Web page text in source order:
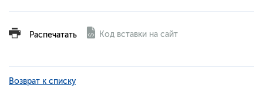
Распечатать Код вставки на сайт
Возврат к списку